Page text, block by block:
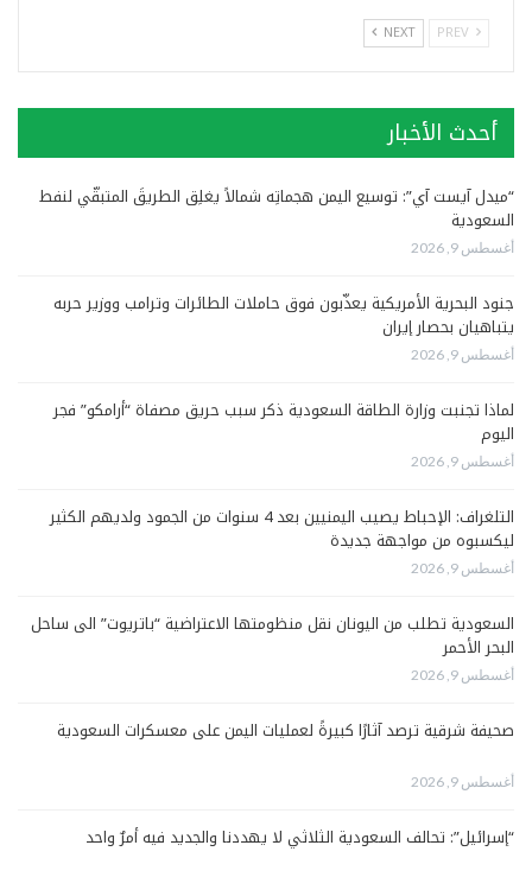
NEXT
أحدث الأخبار
“ميدل آيست آي”: توسيع اليمن هجماتِه شمالاً يغلِق الطريقَ المتبقّي لنفط
السعودية
أغسطس 9, 2026
جنود البحرية الأمريكية يعذّبون فوق حاملات الطائرات وترامب ووزير حربه
يتباهيان بحصار إيران
أغسطس 9, 2026
لماذا تجنبت وزارة الطاقة السعودية ذكر سبب حريق مصفاة “أرامكو” فجر
اليوم
أغسطس 9, 2026
التلغراف: الإحباط يصيب اليمنيين بعد 4 سنوات من الجمود ولديهم الكثير
ليكسبوه من مواجهة جديدة
أغسطس 9, 2026
السعودية تطلب من اليونان نقل منظومتها الاعتراضية “باتريوت” الى ساحل
البحر الأحمر
أغسطس 9, 2026
صحيفة شرقية ترصد آثارًا كبيرةً لعمليات اليمن على معسكرات السعودية
أغسطس 9, 2026
“إسرائيل”: تحالف السعودية الثلاثي لا يهددنا والجديد فيه أمرٌ واحد